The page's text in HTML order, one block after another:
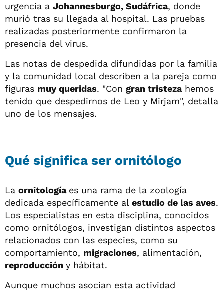
urgencia a Johannesburgo, Sudáfrica, donde
murió tras su llegada al hospital. Las pruebas
realizadas posteriormente confirmaron la
presencia del virus.
Las notas de despedida difundidas por la familia
y la comunidad local describen a la pareja como
figuras muy queridas. "Con gran tristezahemos
tenido que despedirnos de Leo y Mirjam", detalla
uno de los mensajes.
Qué significa ser ornitólogo
La ornitología es una rama de la zoología
dedicada específicamente al estudio de las aves.
Los especialistas en esta disciplina, conocidos
como ornitólogos, investigan distintos aspectos
relacionados con las especies, como su
comportamiento, migraciones, alimentación,
reproducción y hábitat.
Aunque muchos asocian esta actividad